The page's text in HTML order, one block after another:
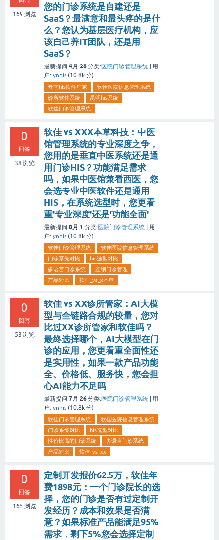
169 浏览
您的门诊系统是自建还是
SaaS？最满意和最头疼的是什
么？您认为基层医疗机构，应
该自己养IT团队，还是用
SaaS？
最新提问 4月 28 分类:医院门诊管理系统
用
户: ynhis (10.8k 分)
云南his软件厂家
软佳医院信息管理系统
诊所软件系统
昆明his系统
软佳门诊管理系统
0
回答
38 浏览
软佳 vs XXX本草科技：中医
馆管理系统的专业深度之争，
您用的是垂直中医系统还是通
用门诊HIS？功能满足需求
吗，如果中医馆兼看西医，您
会选专业中医软件还是通用
HIS，在系统选型时，您更看
重'专业深度'还是'功能全面'
最新提问 8月 1 分类:医院门诊管理系统
用
户: ynhis (10.8k 分)
软佳门诊管理系统
软佳医院信息管理系统
门诊系统对比
his选型对比
多语言门诊系统
连锁门诊管理
产品对比
软佳_vs_x本草
0
回答
53 浏览
软佳 vs XX诊所管家：AI大模
型与全链路合规的较量，您对
比过XX诊所管家和软佳吗？
最终选择哪个，AI大模型在门
诊的应用，您更看重全面性还
是实用性，如果一款产品功能
全、价格低、服务快，您会担
心AI能力不足吗
最新提问 7月 26 分类:医院门诊管理系统
用
户: ynhis (10.8k 分)
软佳门诊管理系统
软佳医院信息管理系统
门诊系统对比
his选型对比
性价比高的门诊系统
多语言门诊系统
产品对比
软佳_vs_xx
0
回答
165 浏览
定制开发报价62.5万，软佳年
费1898元：一个门诊院长的选
择，您的门诊是否有过定制开
发经历？成本和效果是否满
意？如果标准产品能满足95%
需求，剩下5%您会选择定制